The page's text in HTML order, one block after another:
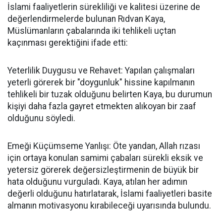
İslami faaliyetlerin sürekliliği ve kalitesi üzerine de
değerlendirmelerde bulunan Rıdvan Kaya,
Müslümanların çabalarında iki tehlikeli uçtan
kaçınması gerektiğini ifade etti:
Yeterlilik Duygusu ve Rehavet: Yapılan çalışmaları
yeterli görerek bir "doygunluk" hissine kapılmanın
tehlikeli bir tuzak olduğunu belirten Kaya, bu durumun
kişiyi daha fazla gayret etmekten alıkoyan bir zaaf
olduğunu söyledi.
Emeği Küçümseme Yanlışı: Öte yandan, Allah rızası
için ortaya konulan samimi çabaları sürekli eksik ve
yetersiz görerek değersizleştirmenin de büyük bir
hata olduğunu vurguladı. Kaya, atılan her adımın
değerli olduğunu hatırlatarak, İslami faaliyetleri basite
almanın motivasyonu kırabileceği uyarısında bulundu.